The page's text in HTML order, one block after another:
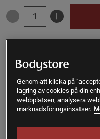
En exklusiv gåvobox
att upptäcka Pukkas
Genom att klicka på
lagring av cookies på din
webbplatsen, analysera
marknadsföringsinsatser.